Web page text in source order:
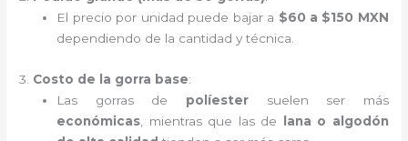
El precio por unidad puede bajar a $60 a $150 MXN
dependiendo de la cantidad y técnica.
3. Costo de la gorra base:
Las gorras de políester suelen ser más
económicas , mientras que las de lana o algodón